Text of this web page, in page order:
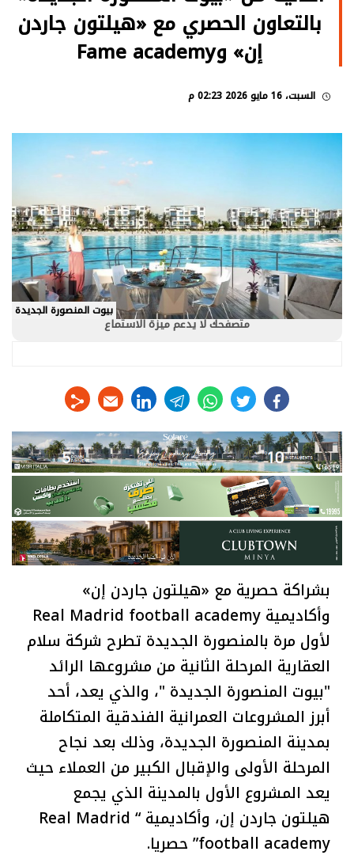
بالتعاون الحصري مع «هيلتون جاردن
إن» وFame academy
السبت، 16 مايو 2026 02:23 م
بيوت المنصورة الجديدة
متصفحك لا يدعم ميزة الاستماع
facebook
twitter
whats
telegram
linkedin
بشراكة حصرية مع «هيلتون جاردن إن»
وأكاديمية Real Madrid football academy
لأول مرة بالمنصورة الجديدة تطرح شركة سلام
العقارية المرحلة الثانية من مشروعها الرائد
"بيوت المنصورة الجديدة "، والذي يعد، أحد
أبرز المشروعات العمرانية الفندقية المتكاملة
بمدينة المنصورة الجديدة، وذلك بعد نجاح
المرحلة الأولى والإقبال الكبير من العملاء حيث
يعد المشروع الأول بالمدينة الذي يجمع
هيلتون جاردن إن، وأكاديمية “ Real Madrid
football academy” حصريا.